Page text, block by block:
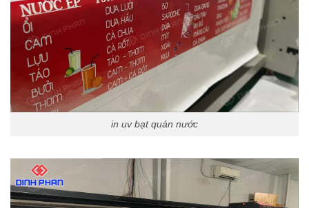
in uv bạt quán nước